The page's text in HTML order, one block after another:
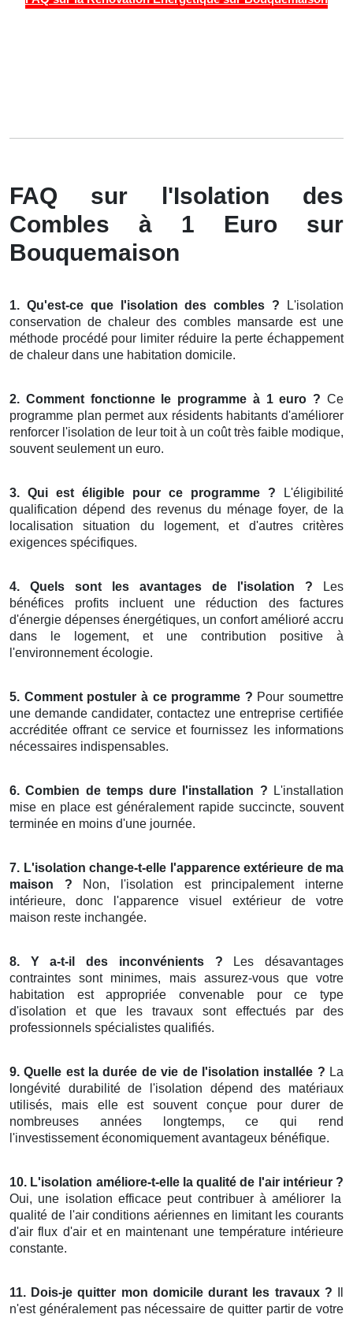
FAQ sur l'Isolation des
Combles à 1 Euro sur
Bouquemaison
1. Qu'est-ce que l'isolation des combles ? L'isolation
conservation de chaleur des combles mansarde est une
méthode procédé pour limiter réduire la perte échappement
de chaleur dans une habitation domicile.
2. Comment fonctionne le programme à 1 euro ? Ce
programme plan permet aux résidents habitants d'améliorer
renforcer l'isolation de leur toit à un coût très faible modique,
souvent seulement un euro.
3. Qui est éligible pour ce programme ? L'éligibilité
qualification dépend des revenus du ménage foyer, de la
localisation situation du logement, et d'autres critères
exigences spécifiques.
4. Quels sont les avantages de l'isolation ? Les
bénéfices profits incluent une réduction des factures
d'énergie dépenses énergétiques, un confort amélioré accru
dans le logement, et une contribution positive à
l'environnement écologie.
5. Comment postuler à ce programme ? Pour soumettre
une demande candidater, contactez une entreprise certifiée
accréditée offrant ce service et fournissez les informations
nécessaires indispensables.
6. Combien de temps dure l'installation ? L'installation
mise en place est généralement rapide succincte, souvent
terminée en moins d'une journée.
7. L'isolation change-t-elle l'apparence extérieure de ma
maison ? Non, l'isolation est principalement interne
intérieure, donc l'apparence visuel extérieur de votre
maison reste inchangée.
8. Y a-t-il des inconvénients ? Les désavantages
contraintes sont minimes, mais assurez-vous que votre
habitation est appropriée convenable pour ce type
d'isolation et que les travaux sont effectués par des
professionnels spécialistes qualifiés.
9. Quelle est la durée de vie de l'isolation installée ? La
longévité durabilité de l'isolation dépend des matériaux
utilisés, mais elle est souvent conçue pour durer de
nombreuses années longtemps, ce qui rend
l'investissement économiquement avantageux bénéfique.
10. L'isolation améliore-t-elle la qualité de l'air intérieur ?
Oui, une isolation efficace peut contribuer à améliorer la
qualité de l'air conditions aériennes en limitant les courants
d'air flux d'air et en maintenant une température intérieure
constante.
11. Dois-je quitter mon domicile durant les travaux ?
n'est généralement pas nécessaire de quitter partir de votre